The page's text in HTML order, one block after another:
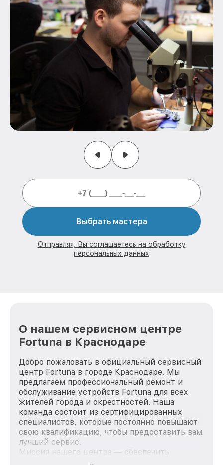
Выбрать мастера
Отправляя, Вы соглашаетесь на обработку
персональных данных
О нашем сервисном центре
Fortuna в Краснодаре
Добро пожаловать в официальный сервисный
центр Fortuna в городе Краснодаре. Мы
предлагаем профессиональный ремонт и
обслуживание устройств Fortuna для всех
жителей города и окрестностей. Наша
команда состоит из сертифицированных
специалистов, которые постоянно повышают
свою квалификацию, чтобы предоставить вам
лучший сервис.
Миссия нашего центра — обеспечить
качественный и доступный ремонт для